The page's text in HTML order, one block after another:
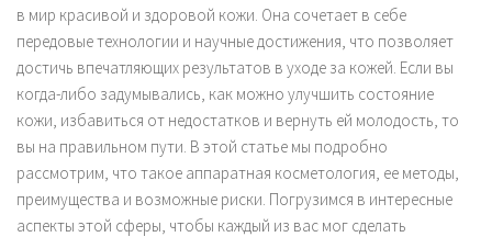
в мир красивой и здоровой кожи. Она сочетает в себе
передовые технологии и научные достижения, что позволяет
достичь впечатляющих результатов в уходе за кожей. Если вы
когда-либо задумывались, как можно улучшить состояние
кожи, избавиться от недостатков и вернуть ей молодость, то
вы на правильном пути. В этой статье мы подробно
рассмотрим, что такое аппаратная косметология, ее методы,
преимущества и возможные риски. Погрузимся в интересные
аспекты этой сферы, чтобы каждый из вас мог сделать